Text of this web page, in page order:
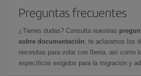
Preguntas frecuentes
¿Tienes dudas? Consulta nuestras
sobre documentación: te aclaramos los
necesitas para volar con Iberia, así como
específicos exigidos para la migración y